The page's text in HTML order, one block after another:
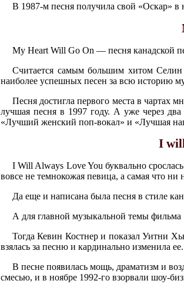
В 1987-м песня получила свой «Оскар»
My Heart Will Go On — песня канадской
Считается самым большим хитом
наиболее успешных песен за всю историю
Песня достигла первого места в чартах
лучшая песня в 1997 году. А уже через
«Лучший женский поп-вокал» и «Лучшая
I
I Will Always Love You буквально
вовсе не темнокожая певица, а самая что
Да еще и написана была песня в стиле
А для главной музыкальной темы фильма
Тогда Кевин Костнер и показал Уитни
взялась за песню и кардинально изменила
В песне появилась мощь, драматизм и
смесью, и в ноябре 1992-го взорвали шоу-